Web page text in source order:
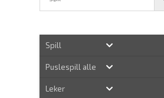
Spill
Puslespill alle
Leker